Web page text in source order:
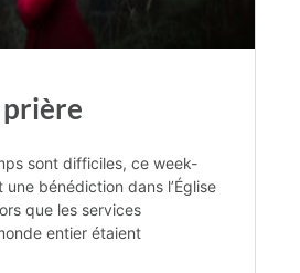
prière
sont difficiles, ce week-
bénédiction dans l’Église
que les services
entier étaient